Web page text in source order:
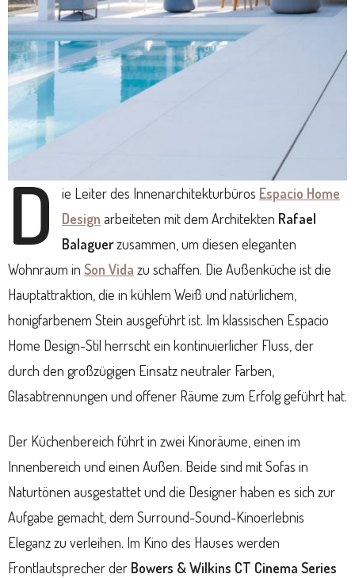
D ie Leiter des Innenarchitekturbüros Espacio Home
Design arbeiteten mit dem Architekten Rafael
Balaguerzusammen, um diesen eleganten
Wohnraum in Son Vida zu schaffen. Die Außenküche ist die
Hauptattraktion, die in kühlem Weiß und natürlichem,
honigfarbenem Stein ausgeführt ist. Im klassischen Espacio
Home Design-Stil herrscht ein kontinuierlicher Fluss, der
durch den großzügigen Einsatz neutraler Farben,
Glasabtrennungen und offener Räume zum Erfolg geführt hat.
Der Küchenbereich führt in zwei Kinoräume, einen im
Innenbereich und einen Außen. Beide sind mit Sofas in
Naturtönen ausgestattet und die Designer haben es sich zur
Aufgabe gemacht, dem Surround-Sound-Kinoerlebnis
Eleganz zu verleihen. Im Kino des Hauses werden
Frontlautsprecher der Bowers & Wilkins CT Cinema Series